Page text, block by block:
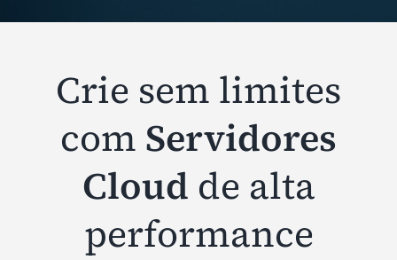
Crie sem limites
com Servidores
Cloud de alta
performance